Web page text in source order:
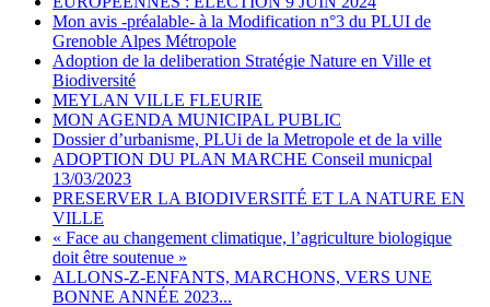
Mon avis -préalable- à la Modification n°3 du PLUI de
Grenoble Alpes Métropole
Adoption de la deliberation Stratégie Nature en Ville et
Biodiversité
MEYLAN VILLE FLEURIE
MON AGENDA MUNICIPAL PUBLIC
Dossier d’urbanisme, PLUi de la Metropole et de la ville
ADOPTION DU PLAN MARCHE Conseil municpal
13/03/2023
PRESERVER LA BIODIVERSITÉ ET LA NATURE EN
VILLE
« Face au changement climatique, l’agriculture biologique
doit être soutenue »
ALLONS-Z-ENFANTS, MARCHONS, VERS UNE
BONNE ANNÉE 2023...